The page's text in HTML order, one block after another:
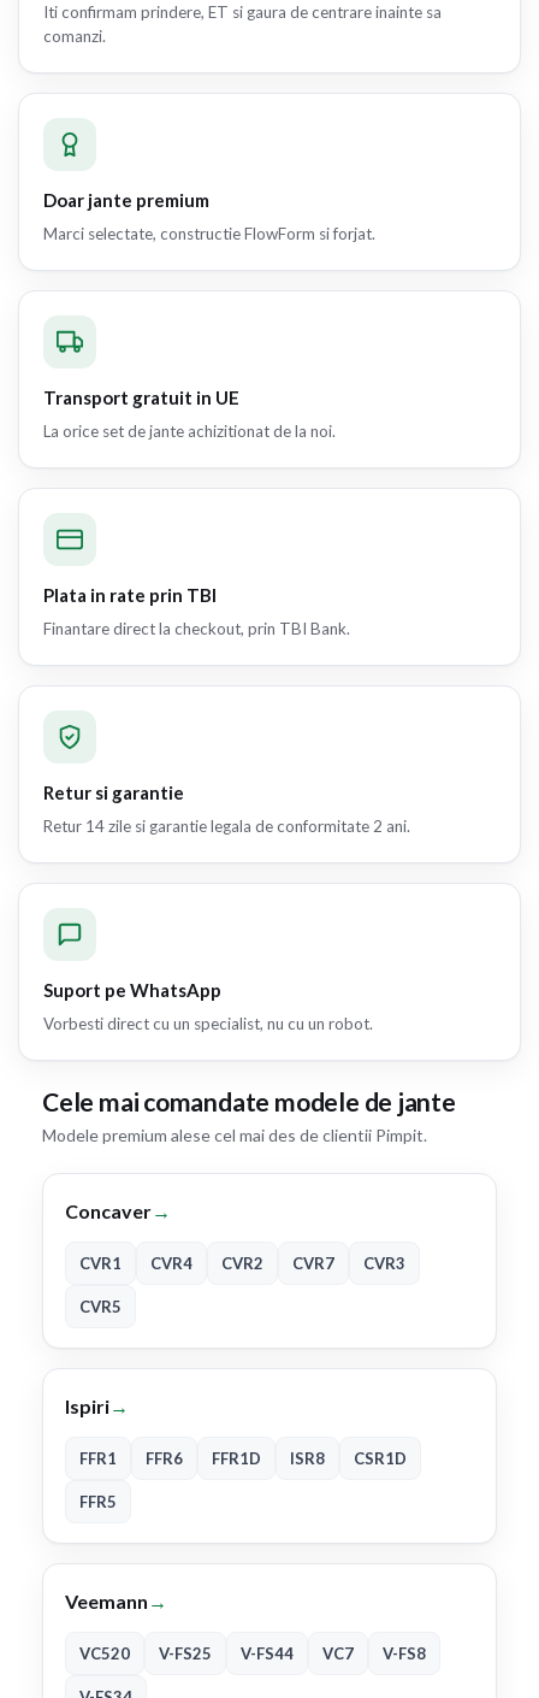
Iti confirmam prindere, ET si gaura de centrare inainte sa
comanzi.
Doar jante premium
Marci selectate, constructie FlowForm si forjat.
Transport gratuit in UE
La orice set de jante achizitionat de la noi.
Plata in rate prin TBI
Finantare direct la checkout, prin TBI Bank.
Retur si garantie
Retur 14 zile si garantie legala de conformitate 2 ani.
Suport pe WhatsApp
Vorbesti direct cu un specialist, nu cu un robot.
Cele mai comandate modele de jante
Modele premium alese cel mai des de clientii Pimpit.
Concaver→
CVR1 CVR4 CVR2 CVR7 CVR3
CVR5
Ispiri→
FFR1 FFR6 FFR1D ISR8 CSR1D
FFR5
Veemann →
VC520 V-FS25 V-FS44 VC7 V-FS8